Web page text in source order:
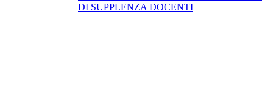
DI SUPPLENZA DOCENTI